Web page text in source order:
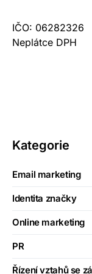
IČO: 06282326
Neplátce DPH
Kategorie
Email marketing
Identita značky
Online marketing
PR
Řízení vztahů se